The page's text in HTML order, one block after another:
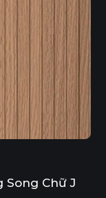
Song Chữ J